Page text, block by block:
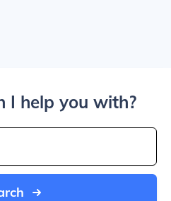
I help you with?